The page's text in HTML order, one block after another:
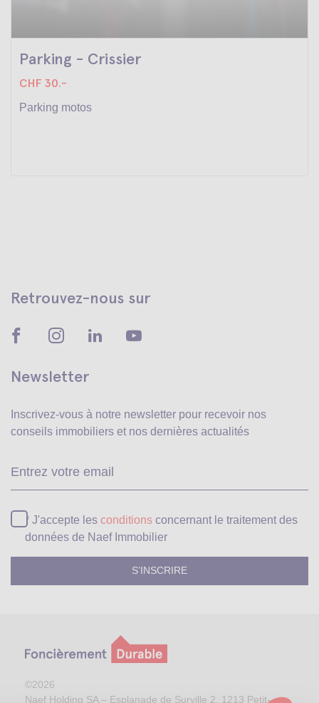
Parking - Crissier
CHF 30.-
Parking motos
Retrouvez-nous sur
Newsletter
Inscrivez-vous à notre newsletter pour recevoir nos
conseils immobiliers et nos dernières actualités
* J'accepte les conditions concernant le traitement des
données de Naef Immobilier
©2026
Naef Holding SA – Esplanade de Surville 2, 1213 Petit-